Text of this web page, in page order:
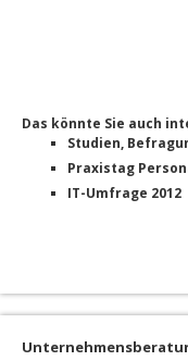
Das könnte Sie auch
Studien,
Praxistag
IT-Umfrage 2012